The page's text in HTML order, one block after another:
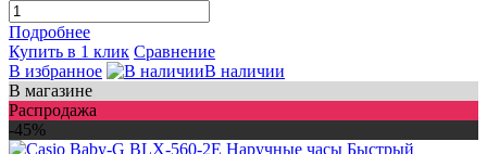
Подробнее
Купить в 1 клик Сравнение
В избранное
В наличии
В магазине
Распродажа
-45%
Быстрый